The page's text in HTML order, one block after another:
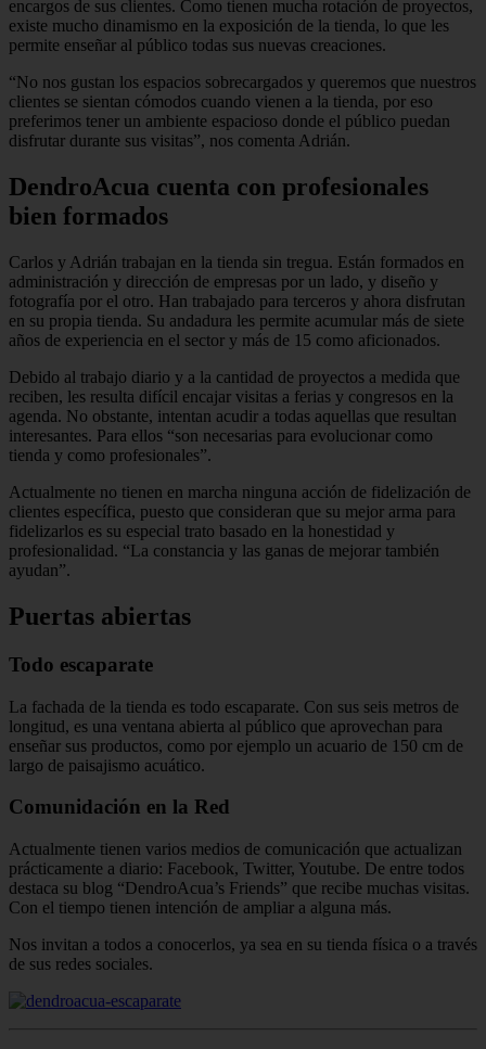
encargos de sus clientes. Como tienen mucha rotación de proyectos,
existe mucho dinamismo en la exposición de la tienda, lo que les
permite enseñar al público todas sus nuevas creaciones.
“No nos gustan los espacios sobrecargados y queremos que nuestros
clientes se sientan cómodos cuando vienen a la tienda, por eso
preferimos tener un ambiente espacioso donde el público puedan
disfrutar durante sus visitas”, nos comenta Adrián.
DendroAcua cuenta con profesionales
bien formados
Carlos y Adrián trabajan en la tienda sin tregua. Están formados en
administración y dirección de empresas por un lado, y diseño y
fotografía por el otro. Han trabajado para terceros y ahora disfrutan
en su propia tienda. Su andadura les permite acumular más de siete
años de experiencia en el sector y más de 15 como aficionados.
Debido al trabajo diario y a la cantidad de proyectos a medida que
reciben, les resulta difícil encajar visitas a ferias y congresos en la
agenda. No obstante, intentan acudir a todas aquellas que resultan
interesantes. Para ellos “son necesarias para evolucionar como
tienda y como profesionales”.
Actualmente no tienen en marcha ninguna acción de fidelización de
clientes específica, puesto que consideran que su mejor arma para
fidelizarlos es su especial trato basado en la honestidad y
profesionalidad. “La constancia y las ganas de mejorar también
ayudan”.
Puertas abiertas
Todo escaparate
La fachada de la tienda es todo escaparate. Con sus seis metros de
longitud, es una ventana abierta al público que aprovechan para
enseñar sus productos, como por ejemplo un acuario de 150 cm de
largo de paisajismo acuático.
Comunidación en la Red
Actualmente tienen varios medios de comunicación que actualizan
prác­ticamente a diario: Facebook, Twitter, Youtube. De entre todos
destaca su blog “DendroAcua’s Friends” que recibe muchas visitas.
Con el tiempo tienen inten­ción de ampliar a alguna más.
Nos invitan a todos a conocerlos, ya sea en su tienda física o a través
de sus redes sociales.